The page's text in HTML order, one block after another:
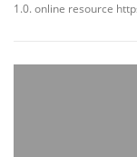
1.0. online resource